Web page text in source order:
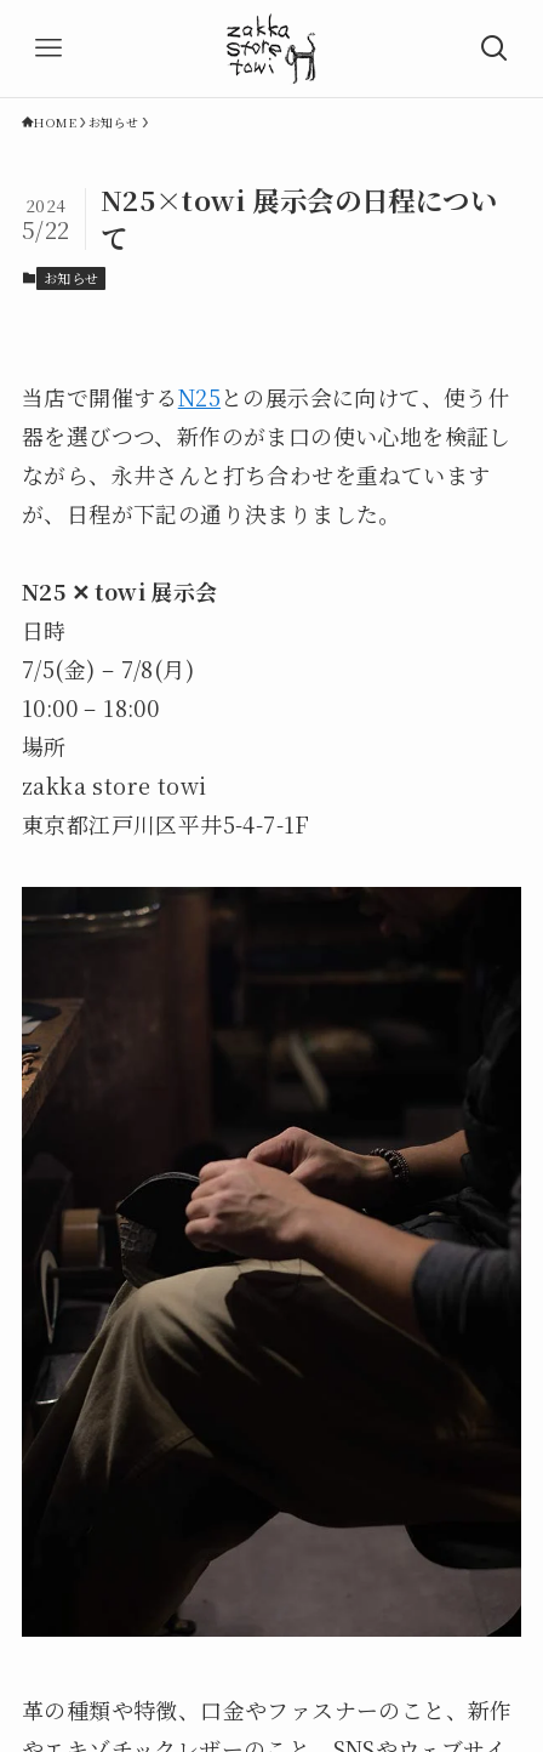
HOME お知らせ
N25×towi 展示会の日程につい
て
2024
5/22
お知らせ
当店で開催するN25との展示会に向けて、使う什
器を選びつつ、新作のがま口の使い心地を検証し
ながら、永井さんと打ち合わせを重ねています
が、日程が下記の通り決まりました。
N25 ✕ towi 展示会
日時
7/5(金) – 7/8(月)
10:00 – 18:00
場所
zakka store towi
東京都江戸川区平井5-4-7-1F
革の種類や特徴、口金やファスナーのこと、新作